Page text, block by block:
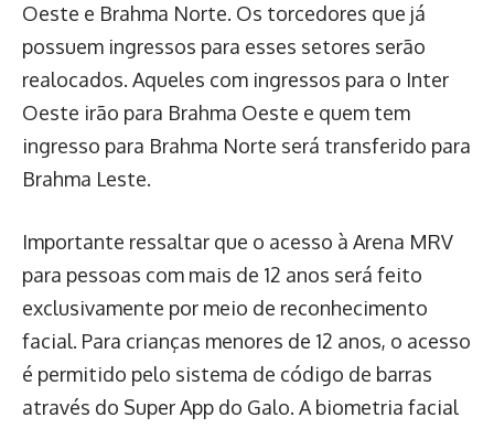
Oeste e Brahma Norte. Os torcedores que já
possuem ingressos para esses setores serão
realocados. Aqueles com ingressos para o Inter
Oeste irão para Brahma Oeste e quem tem
ingresso para Brahma Norte será transferido para
Brahma Leste.
Importante ressaltar que o acesso à Arena MRV
para pessoas com mais de 12 anos será feito
exclusivamente por meio de reconhecimento
facial. Para crianças menores de 12 anos, o acesso
é permitido pelo sistema de código de barras
através do Super App do Galo. A biometria facial